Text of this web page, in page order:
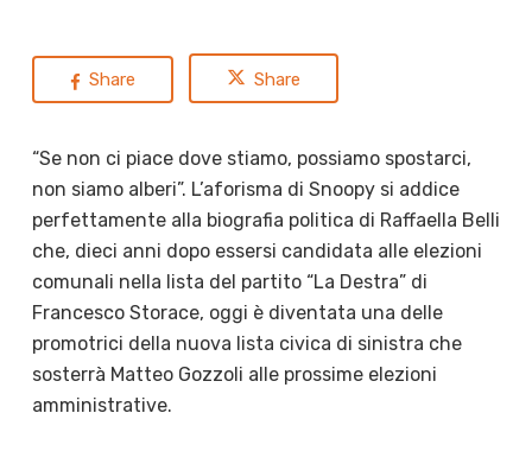
Share Share
“Se non ci piace dove stiamo, possiamo spostarci,
non siamo alberi”. L’aforisma di Snoopy si addice
perfettamente alla biografia politica di Raffaella Belli
che, dieci anni dopo essersi candidata alle elezioni
comunali nella lista del partito “La Destra” di
Francesco Storace, oggi è diventata una delle
promotrici della nuova lista civica di sinistra che
sosterrà Matteo Gozzoli alle prossime elezioni
amministrative.